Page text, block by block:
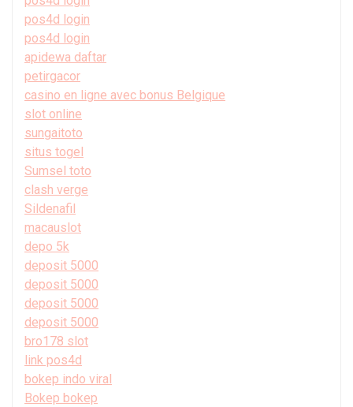
pos4d login
pos4d login
apidewa daftar
petirgacor
casino en ligne avec bonus Belgique
slot online
sungaitoto
situs togel
Sumsel toto
clash verge
Sildenafil
macauslot
depo 5k
deposit 5000
deposit 5000
deposit 5000
deposit 5000
bro178 slot
link pos4d
bokep indo viral
Bokep bokep